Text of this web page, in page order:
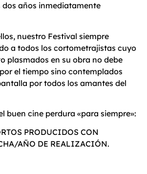
dos años inmediatamente
nuestro Festival siempre
a todos los cortometrajistas cuyo
plasmados en su obra no debe
el tiempo sino contemplados
por todos los amantes del
buen cine perdura «para siempre»:
PRODUCIDOS CON
AÑO DE REALIZACIÓN.